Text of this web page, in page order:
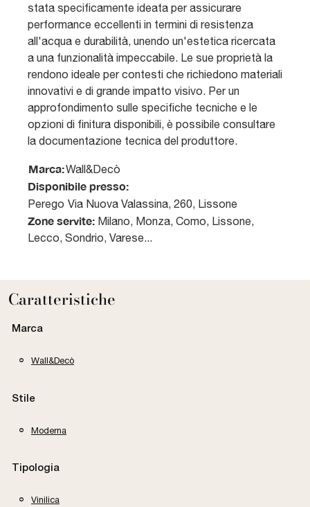
stata specificamente ideata per assicurare
performance eccellenti in termini di resistenza
all'acqua e durabilità, unendo un'estetica ricercata
a una funzionalità impeccabile. Le sue proprietà la
rendono ideale per contesti che richiedono materiali
innovativi e di grande impatto visivo. Per un
approfondimento sulle specifiche tecniche e le
opzioni di finitura disponibili, è possibile consultare
la documentazione tecnica del produttore.
Marca:Wall&Decò
Disponibile presso:
Perego Via Nuova Valassina, 260, Lissone
Zone servite: Milano, Monza, Como, Lissone,
Lecco, Sondrio, Varese...
Caratteristiche
Marca
Wall&Decò
Stile
Moderna
Tipologia
Vinilica